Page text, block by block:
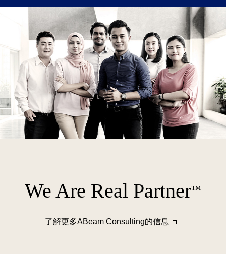
We Are Real Partner™
了解更多ABeam Consulting的信息